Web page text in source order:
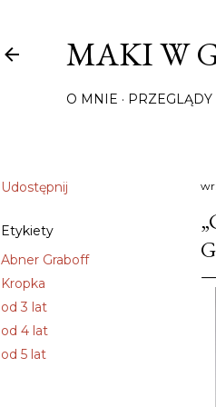
MAKI W
O MNIE PRZEGLĄDY
Udostępnij
Etykiety
Abner Graboff
Kropka
od 3 lat
od 4 lat
od 5 lat